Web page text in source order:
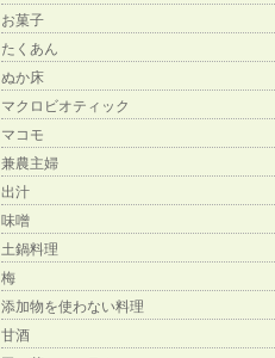
お菓子
たくあん
ぬか床
マクロビオティック
マコモ
兼農主婦
出汁
味噌
土鍋料理
梅
添加物を使わない料理
甘酒